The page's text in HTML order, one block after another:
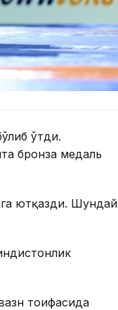
ўтди.
бронза медаль
ютқазди. Шундай
тоифасида